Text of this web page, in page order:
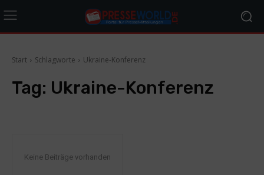
Start Schlagworte Ukraine-Konferenz
Tag: Ukraine-Konferenz
Keine Beiträge vorhanden